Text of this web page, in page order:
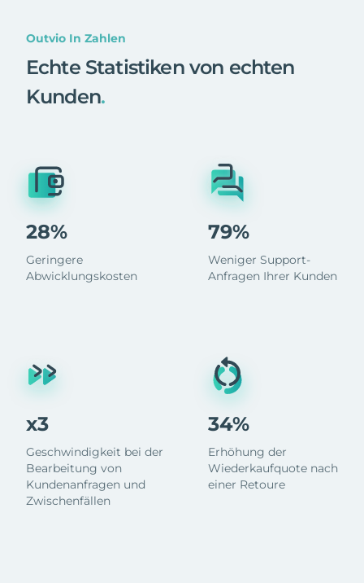
Outvio In Zahlen
Echte Statistiken von echten
Kunden.
28%
Geringere
Abwicklungskosten
x3
Geschwindigkeit bei der
Bearbeitung von
Kundenanfragen und
Zwischenfällen
79%
Weniger Support-
Anfragen Ihrer Kunden
34%
Erhöhung der
Wiederkaufquote nach
einer Retoure